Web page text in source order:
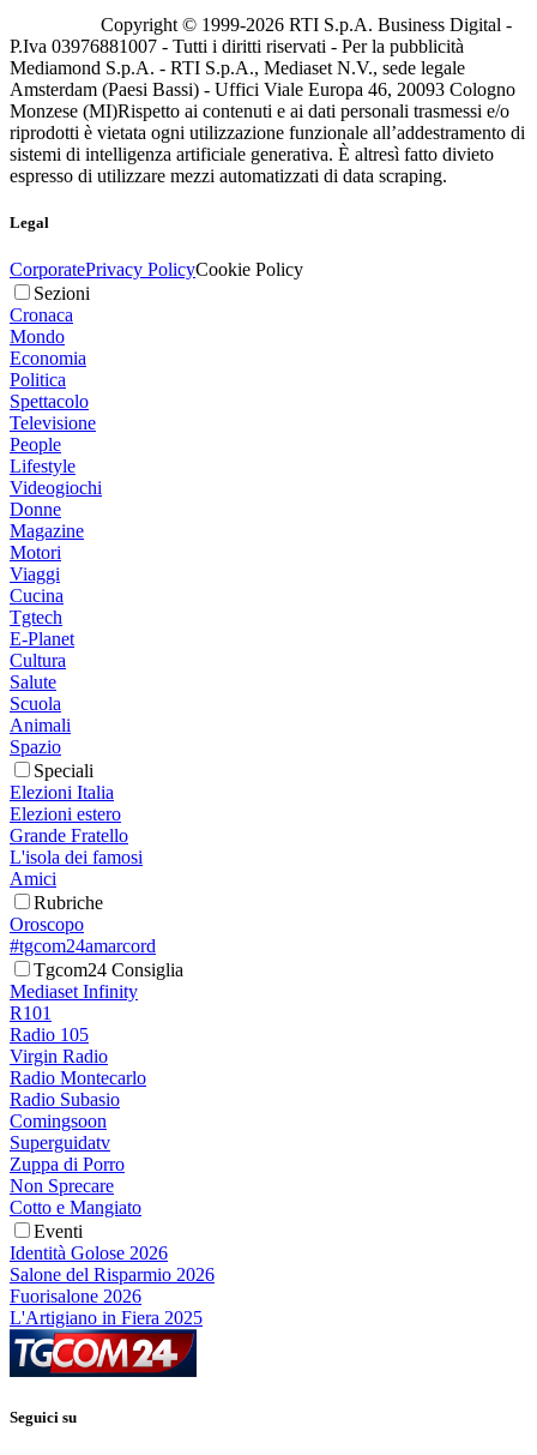
Copyright © 1999-2026 RTI S.p.A. Business Digital -
P.Iva 03976881007 - Tutti i diritti riservati - Per la pubblicità
Mediamond S.p.A. - RTI S.p.A., Mediaset N.V., sede legale
Amsterdam (Paesi Bassi) - Uffici Viale Europa 46, 20093 Cologno
Monzese (MI)Rispetto ai contenuti e ai dati personali trasmessi e/o
riprodotti è vietata ogni utilizzazione funzionale all’addestramento di
sistemi di intelligenza artificiale generativa. È altresì fatto divieto
espresso di utilizzare mezzi automatizzati di data scraping.
Legal
CorporatePrivacy PolicyCookie Policy
Sezioni
Cronaca
Mondo
Economia
Politica
Spettacolo
Televisione
People
Lifestyle
Videogiochi
Donne
Magazine
Motori
Viaggi
Cucina
Tgtech
E-Planet
Cultura
Salute
Scuola
Animali
Spazio
Speciali
Elezioni Italia
Elezioni estero
Grande Fratello
L'isola dei famosi
Amici
Rubriche
Oroscopo
#tgcom24amarcord
Tgcom24 Consiglia
Mediaset Infinity
R101
Radio 105
Virgin Radio
Radio Montecarlo
Radio Subasio
Comingsoon
Superguidatv
Zuppa di Porro
Non Sprecare
Cotto e Mangiato
Eventi
Identità Golose 2026
Salone del Risparmio 2026
Fuorisalone 2026
L'Artigiano in Fiera 2025
Seguici su